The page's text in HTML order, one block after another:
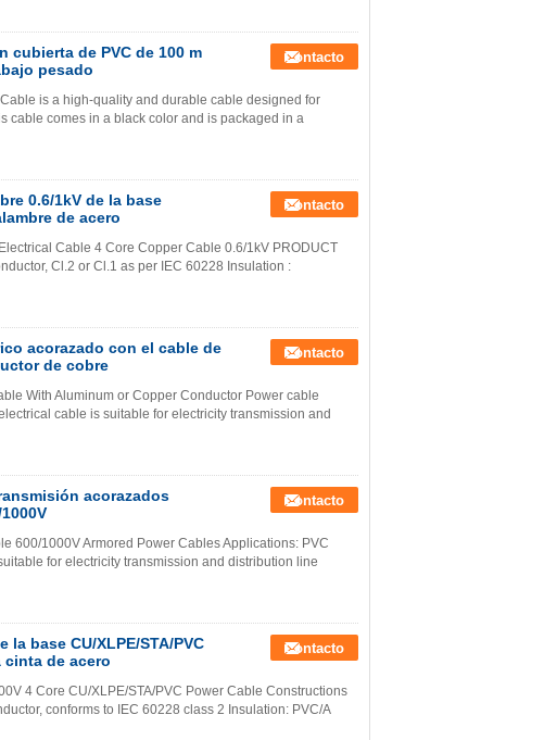
de PVC de 100 m
pesado
Contacto
is a high-quality and durable cable designed for
cable comes in a black color and is packaged in a
0.6/1kV de la base
de acero
Contacto
Cable 4 Core Copper Cable 0.6/1kV PRODUCT
Cl.2 or Cl.1 as per IEC 60228 Insulation :
acorazado con el cable de
de cobre
Contacto
With Aluminum or Copper Conductor Power cable
cable is suitable for electricity transmission and
acorazados
Contacto
600/1000V Armored Power Cables Applications: PVC
for electricity transmission and distribution line
base CU/XLPE/STA/PVC
cinta de acero
Contacto
4 Core CU/XLPE/STA/PVC Power Cable Constructions
conforms to IEC 60228 class 2 Insulation: PVC/A